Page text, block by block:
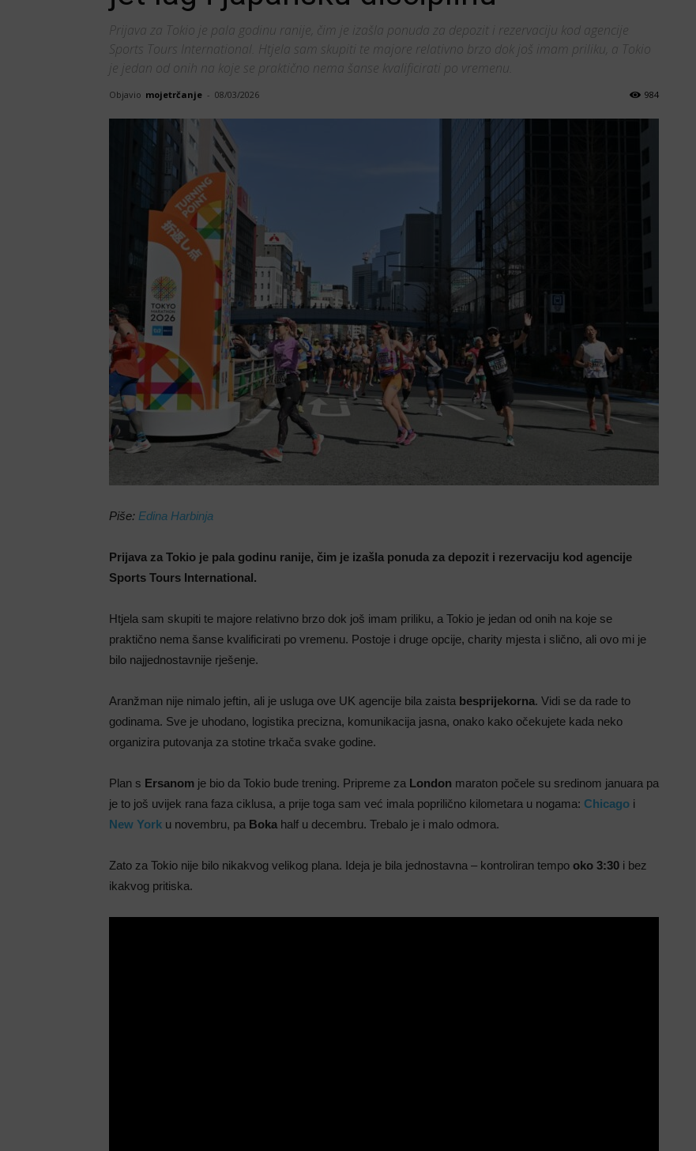
Prijava za Tokio je pala godinu ranije, čim je izašla ponuda za depozit i rezervaciju kod agencije
Sports Tours International. Htjela sam skupiti te majore relativno brzo dok još imam priliku, a Tokio
je jedan od onih na koje se praktično nema šanse kvalificirati po vremenu.
Objavio mojetrčanje - 08/03/2026 984
Piše: Edina Harbinja
Prijava za Tokio je pala godinu ranije, čim je izašla ponuda za depozit i rezervaciju kod agencije
Sports Tours International.
Htjela sam skupiti te majore relativno brzo dok još imam priliku, a Tokio je jedan od onih na koje se
praktično nema šanse kvalificirati po vremenu. Postoje i druge opcije, charity mjesta i slično, ali ovo mi je
bilo najjednostavnije rješenje.
Aranžman nije nimalo jeftin, ali je usluga ove UK agencije bila zaista besprijekorna. Vidi se da rade to
godinama. Sve je uhodano, logistika precizna, komunikacija jasna, onako kako očekujete kada neko
organizira putovanja za stotine trkača svake godine.
Plan s Ersanom je bio da Tokio bude trening. Pripreme za London maraton počele su sredinom januara pa
je to još uvijek rana faza ciklusa, a prije toga sam već imala poprilično kilometara u nogama: Chicago i
New York u novembru, pa Boka half u decembru. Trebalo je i malo odmora.
Zato za Tokio nije bilo nikakvog velikog plana. Ideja je bila jednostavna – kontroliran tempo oko 3:30 i bez
ikakvog pritiska.